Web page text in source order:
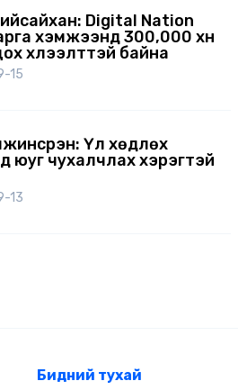
Digital Nation
хэмжээнд 300,000 хүн
хүлээлттэй байна
15
Үл хөдлөх
юуг чухалчлах хэрэгтэй
13
Бидний тухай